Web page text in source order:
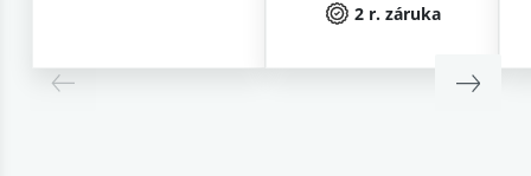
2 r. záruka